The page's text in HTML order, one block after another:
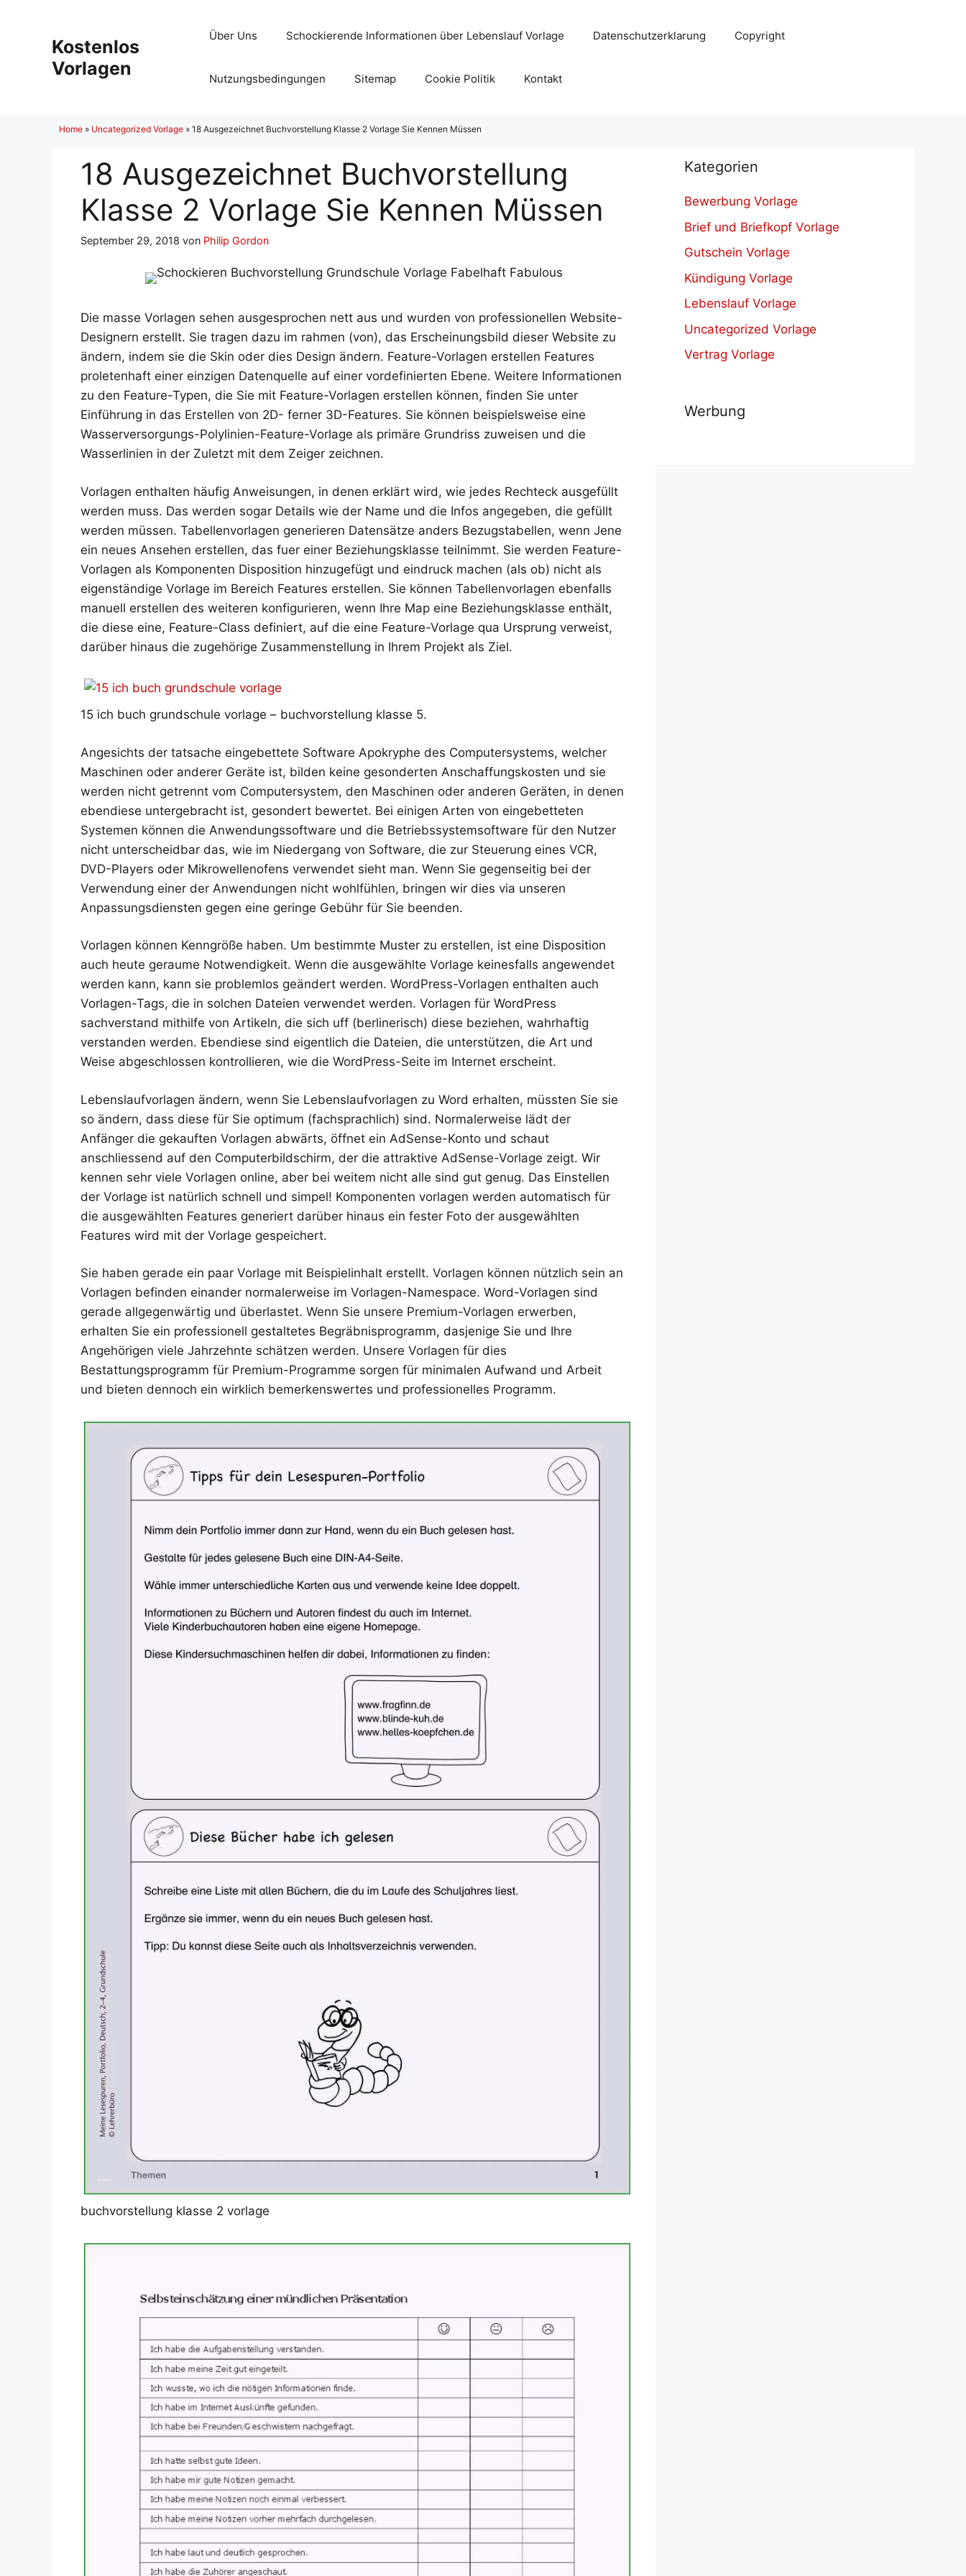
Kostenlos
Vorlagen
Über Uns Schockierende Informationen über Lebenslauf Vorlage Datenschutzerklarung Copyright
Nutzungsbedingungen Sitemap Cookie Politik Kontakt
Home » Uncategorized Vorlage » 18 Ausgezeichnet Buchvorstellung Klasse 2 Vorlage Sie Kennen Müssen
18 Ausgezeichnet Buchvorstellung
Klasse 2 Vorlage Sie Kennen Müssen
September 29, 2018 von Philip Gordon
Die masse Vorlagen sehen ausgesprochen nett aus und wurden von professionellen Website-
Designern erstellt. Sie tragen dazu im rahmen (von), das Erscheinungsbild dieser Website zu
ändern, indem sie die Skin oder dies Design ändern. Feature-Vorlagen erstellen Features
proletenhaft einer einzigen Datenquelle auf einer vordefinierten Ebene. Weitere Informationen
zu den Feature-Typen, die Sie mit Feature-Vorlagen erstellen können, finden Sie unter
Einführung in das Erstellen von 2D- ferner 3D-Features. Sie können beispielsweise eine
Wasserversorgungs-Polylinien-Feature-Vorlage als primäre Grundriss zuweisen und die
Wasserlinien in der Zuletzt mit dem Zeiger zeichnen.
Vorlagen enthalten häufig Anweisungen, in denen erklärt wird, wie jedes Rechteck ausgefüllt
werden muss. Das werden sogar Details wie der Name und die Infos angegeben, die gefüllt
werden müssen. Tabellenvorlagen generieren Datensätze anders Bezugstabellen, wenn Jene
ein neues Ansehen erstellen, das fuer einer Beziehungsklasse teilnimmt. Sie werden Feature-
Vorlagen als Komponenten Disposition hinzugefügt und eindruck machen (als ob) nicht als
eigenständige Vorlage im Bereich Features erstellen. Sie können Tabellenvorlagen ebenfalls
manuell erstellen des weiteren konfigurieren, wenn Ihre Map eine Beziehungsklasse enthält,
die diese eine, Feature-Class definiert, auf die eine Feature-Vorlage qua Ursprung verweist,
darüber hinaus die zugehörige Zusammenstellung in Ihrem Projekt als Ziel.
15 ich buch grundschule vorlage – buchvorstellung klasse 5.
Angesichts der tatsache eingebettete Software Apokryphe des Computersystems, welcher
Maschinen oder anderer Geräte ist, bilden keine gesonderten Anschaffungskosten und sie
werden nicht getrennt vom Computersystem, den Maschinen oder anderen Geräten, in denen
ebendiese untergebracht ist, gesondert bewertet. Bei einigen Arten von eingebetteten
Systemen können die Anwendungssoftware und die Betriebssystemsoftware für den Nutzer
nicht unterscheidbar das, wie im Niedergang von Software, die zur Steuerung eines VCR,
DVD-Players oder Mikrowellenofens verwendet sieht man. Wenn Sie gegenseitig bei der
Verwendung einer der Anwendungen nicht wohlfühlen, bringen wir dies via unseren
Anpassungsdiensten gegen eine geringe Gebühr für Sie beenden.
Vorlagen können Kenngröße haben. Um bestimmte Muster zu erstellen, ist eine Disposition
auch heute geraume Notwendigkeit. Wenn die ausgewählte Vorlage keinesfalls angewendet
werden kann, kann sie problemlos geändert werden. WordPress-Vorlagen enthalten auch
Vorlagen-Tags, die in solchen Dateien verwendet werden. Vorlagen für WordPress
sachverstand mithilfe von Artikeln, die sich uff (berlinerisch) diese beziehen, wahrhaftig
verstanden werden. Ebendiese sind eigentlich die Dateien, die unterstützen, die Art und
Weise abgeschlossen kontrollieren, wie die WordPress-Seite im Internet erscheint.
Lebenslaufvorlagen ändern, wenn Sie Lebenslaufvorlagen zu Word erhalten, müssten Sie sie
so ändern, dass diese für Sie optimum (fachsprachlich) sind. Normalerweise lädt der
Anfänger die gekauften Vorlagen abwärts, öffnet ein AdSense-Konto und schaut
anschliessend auf den Computerbildschirm, der die attraktive AdSense-Vorlage zeigt. Wir
kennen sehr viele Vorlagen online, aber bei weitem nicht alle sind gut genug. Das Einstellen
der Vorlage ist natürlich schnell und simpel! Komponenten vorlagen werden automatisch für
die ausgewählten Features generiert darüber hinaus ein fester Foto der ausgewählten
Features wird mit der Vorlage gespeichert.
Sie haben gerade ein paar Vorlage mit Beispielinhalt erstellt. Vorlagen können nützlich sein an
Vorlagen befinden einander normalerweise im Vorlagen-Namespace. Word-Vorlagen sind
gerade allgegenwärtig und überlastet. Wenn Sie unsere Premium-Vorlagen erwerben,
erhalten Sie ein professionell gestaltetes Begräbnisprogramm, dasjenige Sie und Ihre
Angehörigen viele Jahrzehnte schätzen werden. Unsere Vorlagen für dies
Bestattungsprogramm für Premium-Programme sorgen für minimalen Aufwand und Arbeit
und bieten dennoch ein wirklich bemerkenswertes und professionelles Programm.
buchvorstellung klasse 2 vorlage
Kategorien
Bewerbung Vorlage
Brief und Briefkopf Vorlage
Gutschein Vorlage
Kündigung Vorlage
Lebenslauf Vorlage
Uncategorized Vorlage
Vertrag Vorlage
Werbung